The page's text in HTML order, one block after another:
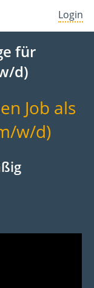
Login
für
d)
Job als
w/d)